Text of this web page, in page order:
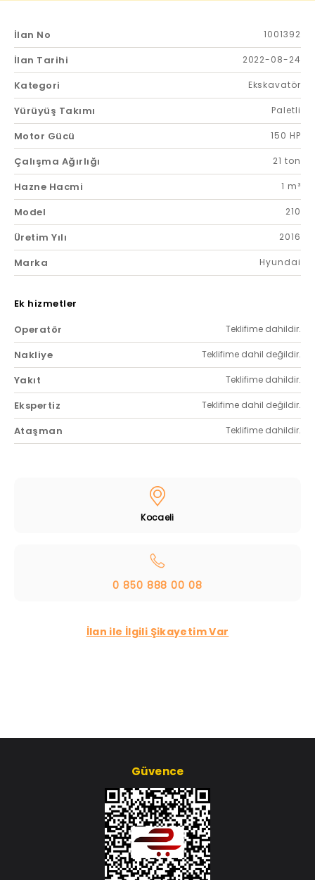
İlan No 1001392
İlan Tarihi 2022-08-24
Kategori Ekskavatör
Yürüyüş Takımı Paletli
Motor Gücü 150 HP
Çalışma Ağırlığı 21 ton
Hazne Hacmi 1 m³
Model 210
Üretim Yılı 2016
Marka Hyundai
Ek hizmetler
Operatör
Teklifime dahildir.
Nakliye Teklifime dahil değildir.
Yakıt Teklifime dahildir.
Ekspertiz Teklifime dahil değildir.
Ataşman Teklifime dahildir.
Kocaeli
0 850 888 00 08
İlan ile İlgili Şikayetim Var
Güvence